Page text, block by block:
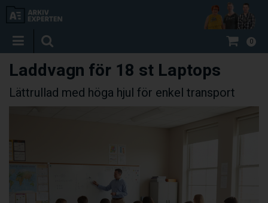
0
Laddvagn för 18 st Laptops
Lättrullad med höga hjul för enkel transport